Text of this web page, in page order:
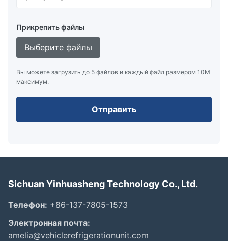
Прикрепить файлы
Выберите файлы
Вы можете загрузить до 5 файлов и каждый файл размером 10M
максимум.
Отправить
Sichuan Yinhuasheng Technology Co., Ltd.
Телефон: +86-137-7805-1573
Электронная почта:
amelia@vehiclerefrigerationunit.com